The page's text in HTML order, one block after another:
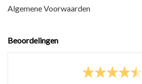
Algemene Voorwaarden
Beoordelingen